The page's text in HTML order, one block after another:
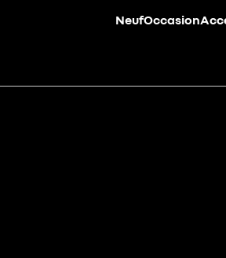
NeufOccasion